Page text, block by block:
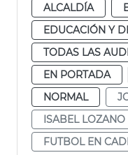
ALCALDÍA
EDUCACIÓN Y
TODAS LAS
EN PORTADA
NORMAL
ISABEL LOZANO
FUTBOL EN